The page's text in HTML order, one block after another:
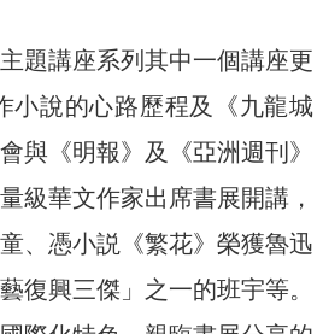
題講座系列其中一個講座更
小說的心路歷程及《九龍城
與《明報》及《亞洲週刊》
級華文作家出席書展開講，
、憑小説《繁花》榮獲魯迅
復興三傑」之一的班宇等。